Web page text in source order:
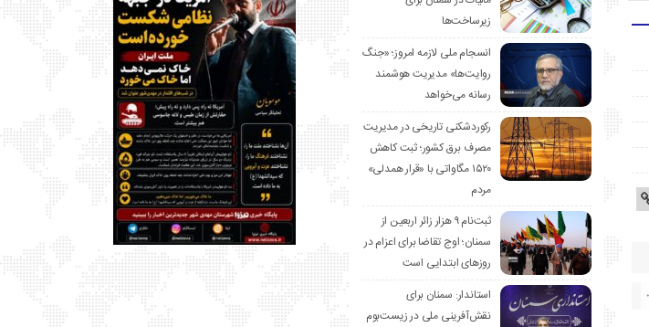
زیرساخت‌ها
انسجام ملی لازمه امروز؛ «جنگ
روایت‌ها» مدیریت هوشمند
رسانه می‌خواهد
رکوردشکنی تاریخی در مدیریت
مصرف برق کشور؛ ثبت کاهش
۱۵۲۰ مگاواتی با «قرار همدلی»
مردم
ثبت‌نام ۹ هزار زائر اربعین از
سمنان؛ اوج تقاضا برای اعزام در
روزهای ابتدایی است
استاندار: سمنان برای
نقش‌آفرینی ملی در زیست‌بوم